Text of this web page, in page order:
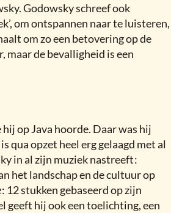
Godowsky schreef ook
om ontspannen naar te luisteren,
om zo een betovering op de
de bevalligheid is een
op Java hoorde. Daar was hij
qua opzet heel erg gelaagd met al
in al zijn muziek nastreeft:
het landschap en de cultuur op
: 12 stukken gebaseerd op zijn
geeft hij ook een toelichting, een